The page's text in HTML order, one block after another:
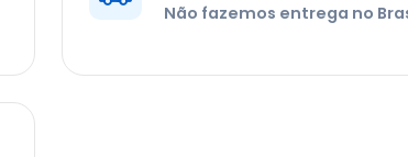
Não fazemos entrega no